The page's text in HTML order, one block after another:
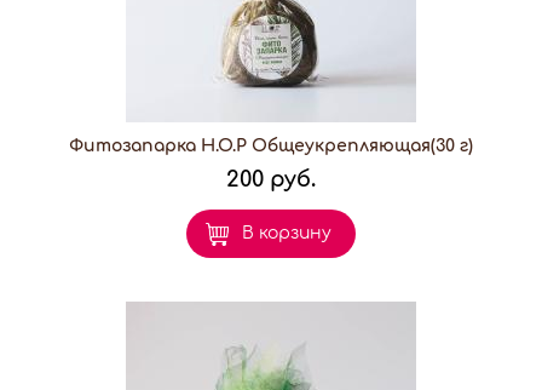
Фитозапарка H.O.P Общеукрепляющая(30 г)
200 руб.
В корзину